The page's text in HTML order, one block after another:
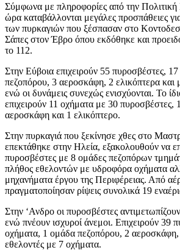
Σύμφωνα με πληροφορίες από την
ώρα καταβάλλονται μεγάλες προσπάθειες
των πυρκαγιών που ξέσπασαν στο
Σάπες στον Έβρο όπου εκδόθηκε και
το 112.
Στην Εύβοια επιχειρούν 55 πυροσβέστες,
πεζοπόρου, 3 αεροσκάφη, 2 ελικόπτερα και
ενώ οι δυνάμεις συνεχώς ενισχύονται. Το
επιχειρούν 11 οχήματα με 30
αεροσκάφη και 1 ελικόπτερο.
Στην πυρκαγιά που ξεκίνησε χθες στο
επεκτάθηκε στην Ηλεία, εξακολουθούν να
πυροσβέστες με 8 ομάδες πεζοπόρων
πλήθος εθελοντών με υδροφόρα οχήματα
μηχανήματα έργου της Περιφέρειας. Από
πραγματοποίησαν ρίψεις συνολικά 19
Στην ‘Ανδρο οι πυροσβέστες
ενώ πνέουν ισχυροί άνεμοι. Επιχειρούν 39
οχήματα, 1 ομάδα πεζοπόρου, 2 αεροσκάφη,
εθελοντές με 7 οχήματα.